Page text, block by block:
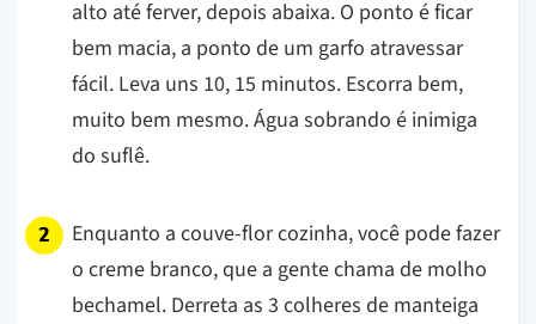
alto até ferver, depois abaixa. O ponto é ficar
bem macia, a ponto de um garfo atravessar
fácil. Leva uns 10, 15 minutos. Escorra bem,
muito bem mesmo. Água sobrando é inimiga
do suflê.
Enquanto a couve-flor cozinha, você pode fazer
o creme branco, que a gente chama de molho
bechamel. Derreta as 3 colheres de manteiga